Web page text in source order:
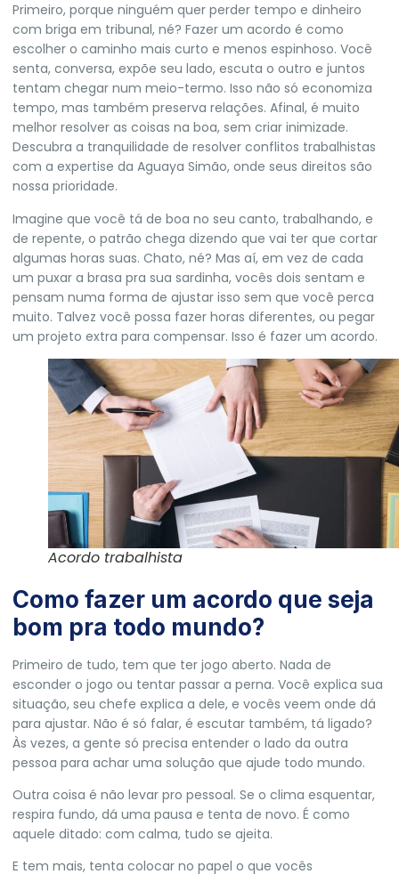
Primeiro, porque ninguém quer perder tempo e dinheiro
com briga em tribunal, né? Fazer um acordo é como
escolher o caminho mais curto e menos espinhoso. Você
senta, conversa, expõe seu lado, escuta o outro e juntos
tentam chegar num meio-termo. Isso não só economiza
tempo, mas também preserva relações. Afinal, é muito
melhor resolver as coisas na boa, sem criar inimizade.
Descubra a tranquilidade de resolver conflitos trabalhistas
com a expertise da Aguaya Simão, onde seus direitos são
nossa prioridade.
Imagine que você tá de boa no seu canto, trabalhando, e
de repente, o patrão chega dizendo que vai ter que cortar
algumas horas suas. Chato, né? Mas aí, em vez de cada
um puxar a brasa pra sua sardinha, vocês dois sentam e
pensam numa forma de ajustar isso sem que você perca
muito. Talvez você possa fazer horas diferentes, ou pegar
um projeto extra para compensar. Isso é fazer um acordo.
Acordo trabalhista
Como fazer um acordo que seja
bom pra todo mundo?
Primeiro de tudo, tem que ter jogo aberto. Nada de
esconder o jogo ou tentar passar a perna. Você explica sua
situação, seu chefe explica a dele, e vocês veem onde dá
para ajustar. Não é só falar, é escutar também, tá ligado?
Às vezes, a gente só precisa entender o lado da outra
pessoa para achar uma solução que ajude todo mundo.
Outra coisa é não levar pro pessoal. Se o clima esquentar,
respira fundo, dá uma pausa e tenta de novo. É como
aquele ditado: com calma, tudo se ajeita.
E tem mais, tenta colocar no papel o que vocês